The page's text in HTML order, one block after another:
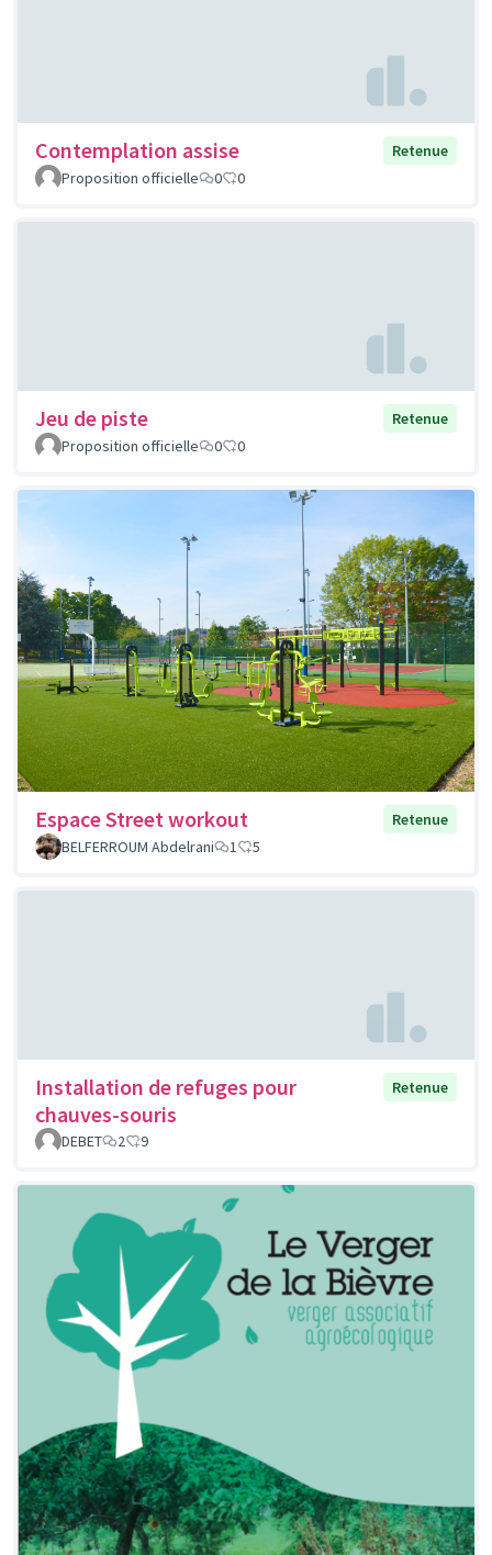
Contemplation assise
Retenue
Proposition officielle
0 0
Jeu de piste
Retenue
Proposition officielle
0 0
Espace Street workout
Retenue
BELFERROUM Abdelrani
1 5
Installation de refuges pour
chauves-souris
Retenue
DEBET 2 9